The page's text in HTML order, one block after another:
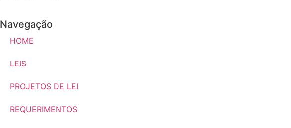
Navegação
HOME
LEIS
PROJETOS DE LEI
REQUERIMENTOS